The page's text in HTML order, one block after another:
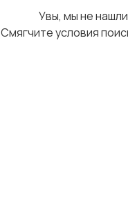
Увы, мы не
Смягчите условия